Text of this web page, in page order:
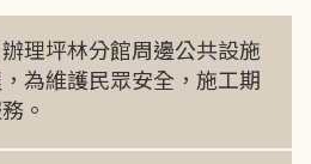
辦理坪林分館周邊公共設施
為維護民眾安全，施工期
。